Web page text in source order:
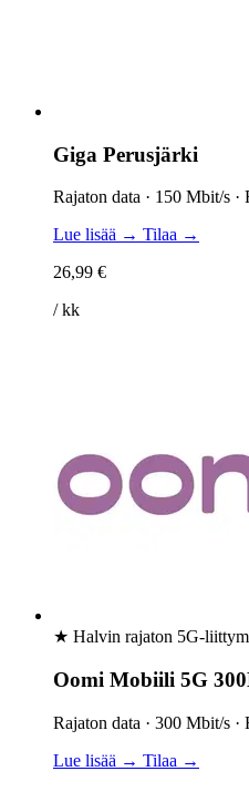
Giga Perusjärki
Rajaton data · 150 Mbit/s ·
Lue lisää → Tilaa →
26,99 €
/ kk
★ Halvin rajaton 5G-
Oomi Mobiili 5G
Rajaton data · 300 Mbit/s
Lue lisää → Tilaa →